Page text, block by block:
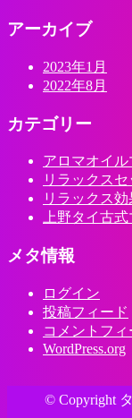
アーカイブ
2023年1月
2022年8月
カテゴリー
アロマオイ
リラックス
リラックス効
上野タイ古式
メタ情報
ログイン
投稿フィード
コメントフィ
WordPress.org
© Copyright